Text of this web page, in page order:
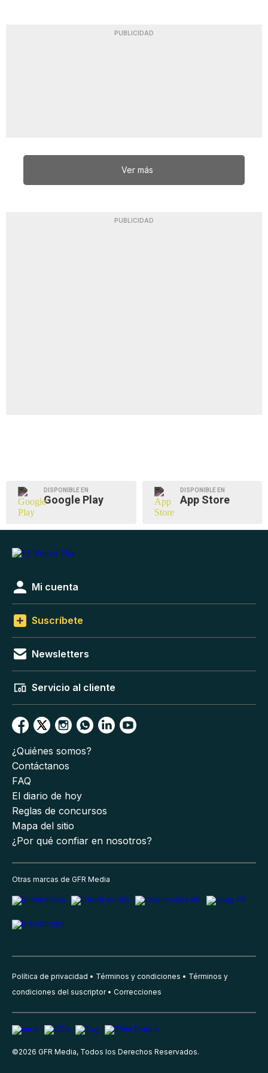
PUBLICIDAD
Ver más
PUBLICIDAD
DISPONIBLE EN
Google Play
DISPONIBLE EN
App Store
Mi cuenta
Suscríbete
Newsletters
Servicio al cliente
¿Quiénes somos?
Contáctanos
FAQ
El diario de hoy
Reglas de concursos
Mapa del sitio
¿Por qué confiar en nosotros?
Otras marcas de GFR Media
Política de privacidad Términos y condiciones
Términos y
condiciones del suscriptor
Correcciones
©2026 GFR Media, Todos los Derechos Reservados.